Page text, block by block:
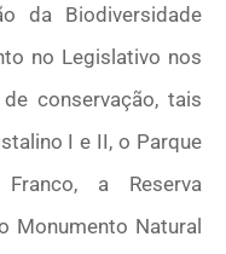
da Biodiversidade
no Legislativo nos
conservação, tais
I e II, o Parque
a Reserva
Monumento Natural